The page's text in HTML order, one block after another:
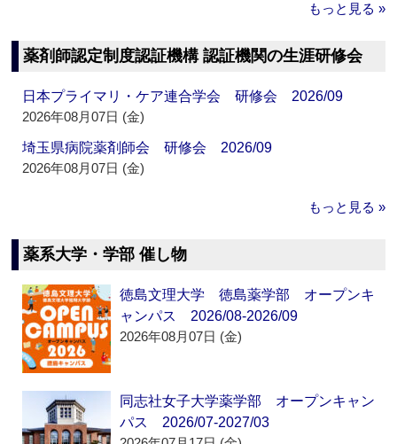
もっと見る »
薬剤師認定制度認証機構 認証機関の生涯研修会
日本プライマリ・ケア連合学会 研修会 2026/09
2026年08月07日 (金)
埼玉県病院薬剤師会 研修会 2026/09
2026年08月07日 (金)
もっと見る »
薬系大学・学部 催し物
徳島文理大学 徳島薬学部 オープンキ
ャンパス 2026/08-2026/09
2026年08月07日 (金)
同志社女子大学薬学部 オープンキャン
パス 2026/07-2027/03